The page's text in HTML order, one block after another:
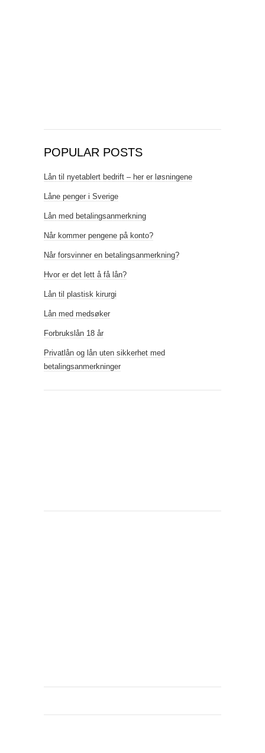
POPULAR POSTS
Lån til nyetablert bedrift – her er løsningene
Låne penger i Sverige
Lån med betalingsanmerkning
Når kommer pengene på konto?
Når forsvinner en betalingsanmerkning?
Hvor er det lett å få lån?
Lån til plastisk kirurgi
Lån med medsøker
Forbrukslån 18 år
Privatlån og lån uten sikkerhet med
betalingsanmerkninger